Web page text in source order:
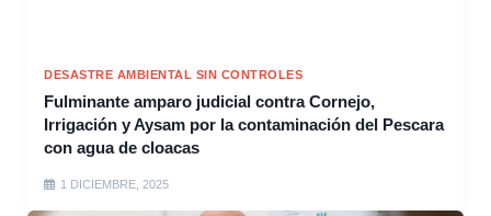
DESASTRE AMBIENTAL SIN CONTROLES
Fulminante amparo judicial contra Cornejo,
Irrigación y Aysam por la contaminación del Pescara
con agua de cloacas
1 DICIEMBRE, 2025